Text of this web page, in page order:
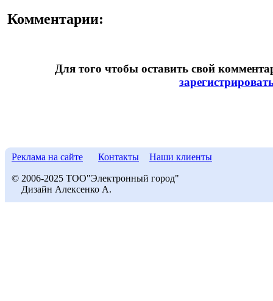
Комментарии:
Для того чтобы оставить свой
Реклама на сайте Контакты Наши клиенты
© 2006-2025 ТОО"Электронный город"
Дизайн Алексенко А.